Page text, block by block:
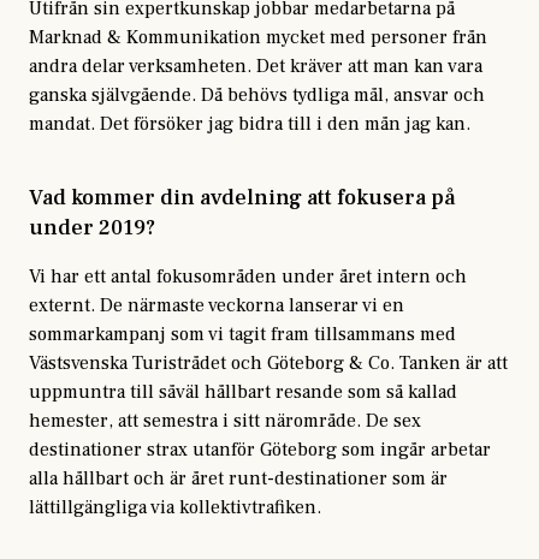
Utifrån sin expertkunskap jobbar medarbetarna på
Marknad & Kommunikation mycket med personer från
andra delar verksamheten. Det kräver att man kan vara
ganska självgående. Då behövs tydliga mål, ansvar och
mandat. Det försöker jag bidra till i den mån jag kan.
Vad kommer din avdelning att fokusera på
under 2019?
Vi har ett antal fokusområden under året intern och
externt. De närmaste veckorna lanserar vi en
sommarkampanj som vi tagit fram tillsammans med
Västsvenska Turistrådet och Göteborg & Co. Tanken är att
uppmuntra till såväl hållbart resande som så kallad
hemester, att semestra i sitt närområde. De sex
destinationer strax utanför Göteborg som ingår arbetar
alla hållbart och är året runt-destinationer som är
lättillgängliga via kollektivtrafiken.